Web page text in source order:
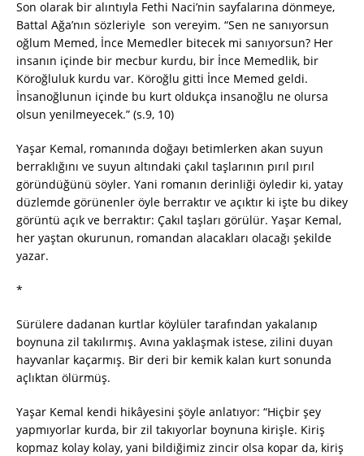
Son olarak bir alıntıyla Fethi Naci’nin sayfalarına dönmeye,
Battal Ağa’nın sözleriyle son vereyim. “Sen ne sanıyorsun
oğlum Memed, İnce Memedler bitecek mi sanıyorsun? Her
insanın içinde bir mecbur kurdu, bir İnce Memedlik, bir
Köroğluluk kurdu var. Köroğlu gitti İnce Memed geldi.
İnsanoğlunun içinde bu kurt oldukça insanoğlu ne olursa
olsun yenilmeyecek.” (s.9, 10)
Yaşar Kemal, romanında doğayı betimlerken akan suyun
berraklığını ve suyun altındaki çakıl taşlarının pırıl pırıl
göründüğünü söyler. Yani romanın derinliği öyledir ki, yatay
düzlemde görünenler öyle berraktır ve açıktır ki işte bu dikey
görüntü açık ve berraktır: Çakıl taşları görülür. Yaşar Kemal,
her yaştan okurunun, romandan alacakları olacağı şekilde
yazar.
*
Sürülere dadanan kurtlar köylüler tarafından yakalanıp
boynuna zil takılırmış. Avına yaklaşmak istese, zilini duyan
hayvanlar kaçarmış. Bir deri bir kemik kalan kurt sonunda
açlıktan ölürmüş.
Yaşar Kemal kendi hikâyesini şöyle anlatıyor: “Hiçbir şey
yapmıyorlar kurda, bir zil takıyorlar boynuna kirişle. Kiriş
kopmaz kolay kolay, yani bildiğimiz zincir olsa kopar da, kiriş